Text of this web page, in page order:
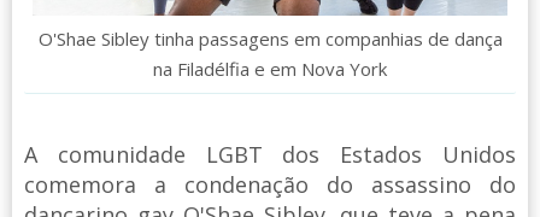
O'Shae Sibley tinha passagens em companhias de dança
na Filadélfia e em Nova York
A comunidade LGBT dos Estados Unidos
comemora a condenação do assassino do